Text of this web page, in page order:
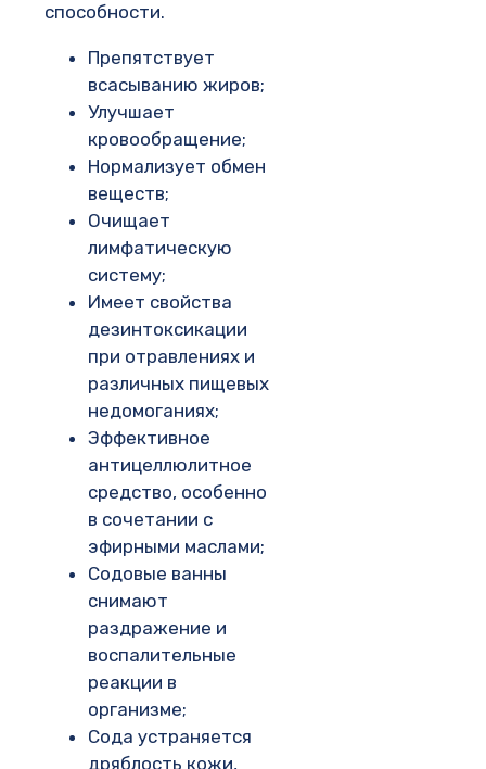
способности.
Препятствует
всасыванию жиров;
Улучшает
кровообращение;
Нормализует обмен
веществ;
Очищает
лимфатическую
систему;
Имеет свойства
дезинтоксикации
при отравлениях и
различных пищевых
недомоганиях;
Эффективное
антицеллюлитное
средство, особенно
в сочетании с
эфирными маслами;
Содовые ванны
снимают
раздражение и
воспалительные
реакции в
организме;
Сода устраняется
дряблость кожи,